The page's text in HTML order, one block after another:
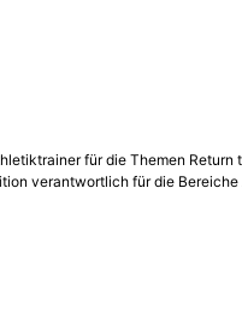
für die Themen
verantwortlich für die